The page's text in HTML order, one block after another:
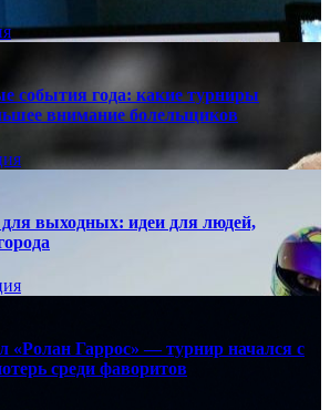
события года: какие турниры
внимание болельщиков
выходных: идеи для людей,
«Ролан Гаррос» — турнир начался с
среди фаворитов